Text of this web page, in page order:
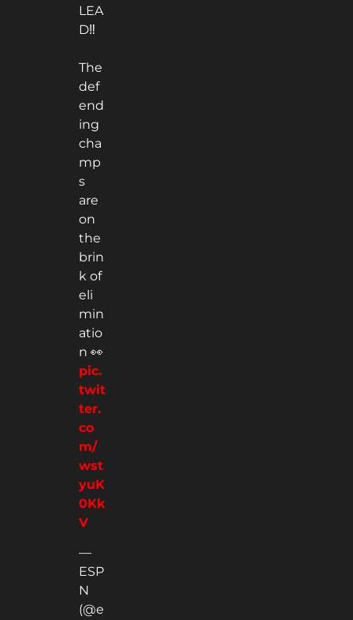
LEA
D‼️
The
def
end
ing
cha
mp
s
are
on
the
brin
k of
eli
min
atio
n 👀
pic.
twit
ter.
co
m/
wst
yuK
0Kk
V
—
ESP
N
(@e